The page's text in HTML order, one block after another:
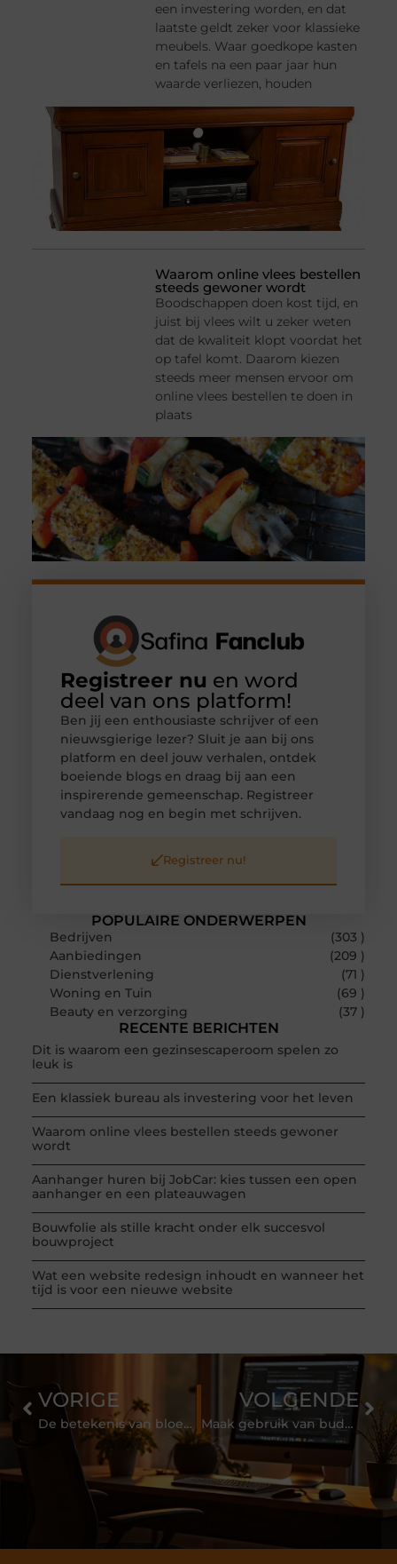
een investering worden, en dat
laatste geldt zeker voor klassieke
meubels. Waar goedkope kasten
en tafels na een paar jaar hun
waarde verliezen, houden
Waarom online vlees bestellen
steeds gewoner wordt
Boodschappen doen kost tijd, en
juist bij vlees wilt u zeker weten
dat de kwaliteit klopt voordat het
op tafel komt. Daarom kiezen
steeds meer mensen ervoor om
online vlees bestellen te doen in
plaats
POPULAIRE ONDERWERPEN
Bedrijven
(303 )
Aanbiedingen
(209 )
Dienstverlening
(71 )
Woning en Tuin
(69 )
Beauty en verzorging
(37 )
RECENTE BERICHTEN
Dit is waarom een gezinsescaperoom spelen zo
leuk is
Een klassiek bureau als investering voor het leven
Waarom online vlees bestellen steeds gewoner
wordt
Aanhanger huren bij JobCar: kies tussen een open
aanhanger en een plateauwagen
Bouwfolie als stille kracht onder elk succesvol
bouwproject
Wat een website redesign inhoudt en wanneer het
tijd is voor een nieuwe website
Registreer nu en word
deel van ons platform!
Ben jij een enthousiaste schrijver of een
nieuwsgierige lezer? Sluit je aan bij ons
platform en deel jouw verhalen, ontdek
boeiende blogs en draag bij aan een
inspirerende gemeenschap. Registreer
vandaag nog en begin met schrijven.
Registreer nu!
VORIGE
De betekenis van bloemen
VOLGENDE
Maak gebruik van budgetbeheer of bewindvoering om de financiën op orde te brengen